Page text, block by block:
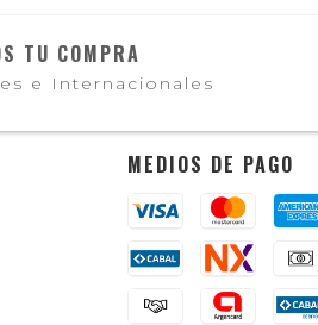
TU COMPRA
e Internacionales
MEDIOS DE PAGO